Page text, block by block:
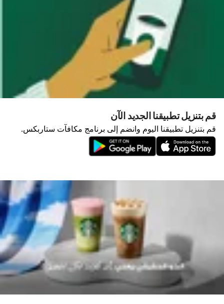
قم بتنزيل تطبيقنا الجديد الآن
قم بتنزيل تطبيقنا اليوم وانضم إلى برنامج مكافآت ستاربكس.